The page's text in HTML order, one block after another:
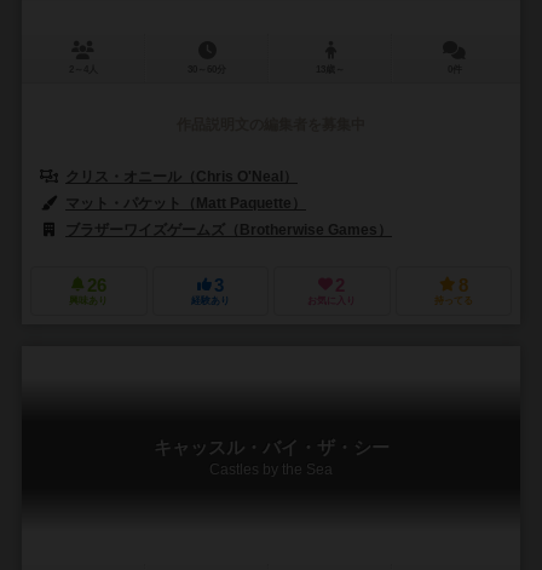
クリス・オニール（Chris O'Neal）
マット・パケット（Matt Paquette）
ブラザーワイズゲームズ（Brotherwise Games）
26
興味あり
3
経験あり
2
お気に入り
8
持ってる
キャッスル・バイ・ザ・シー
Castles by the Sea